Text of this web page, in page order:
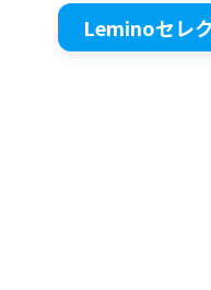
Leminoセレ